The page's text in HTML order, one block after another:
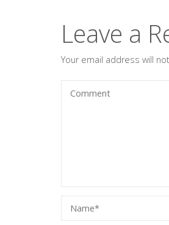
Leave a
Your email address will